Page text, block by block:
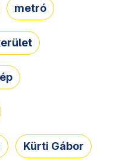
metró
Kürti Gábor